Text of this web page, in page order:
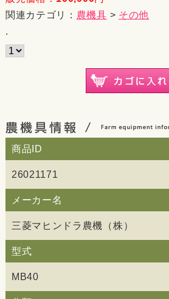
関連カテゴリ： 農機具 > その他
.
商品ID
26021171
メーカー名
三菱マヒンドラ農機（株）
型式
MB40